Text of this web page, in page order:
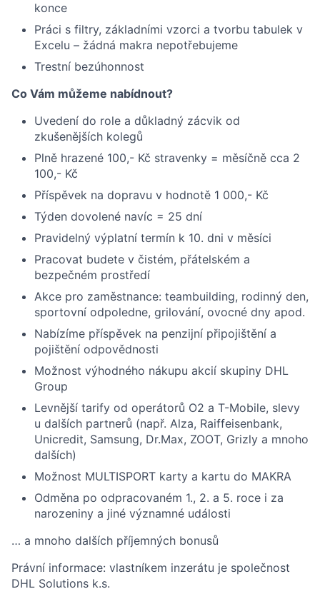
konce
Práci s filtry, základními vzorci a tvorbu tabulek v
Excelu – žádná makra nepotřebujeme
Trestní bezúhonnost
Co Vám můžeme nabídnout?
Uvedení do role a důkladný zácvik od
zkušenějších kolegů
Plně hrazené 100,- Kč stravenky = měsíčně cca 2
100,- Kč
Příspěvek na dopravu v hodnotě 1 000,- Kč
Týden dovolené navíc = 25 dní
Pravidelný výplatní termín k 10. dni v měsíci
Pracovat budete v čistém, přátelském a
bezpečném prostředí
Akce pro zaměstnance: teambuilding, rodinný den,
sportovní odpoledne, grilování, ovocné dny apod.
Nabízíme příspěvek na penzijní připojištění a
pojištění odpovědnosti
Možnost výhodného nákupu akcií skupiny DHL
Group
Levnější tarify od operátorů O2 a T-Mobile, slevy
u dalších partnerů (např. Alza, Raiffeisenbank,
Unicredit, Samsung, Dr.Max, ZOOT, Grizly a mnoho
dalších)
Možnost MULTISPORT karty a kartu do MAKRA
Odměna po odpracovaném 1., 2. a 5. roce i za
narozeniny a jiné významné události
… a mnoho dalších příjemných bonusů
Právní informace: vlastníkem inzerátu je společnost
DHL Solutions k.s.